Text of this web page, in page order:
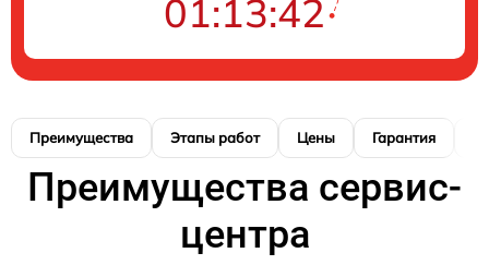
01:13:41
Преимущества Этапы работ Цены Гарантия
Преимущества сервис-
центра